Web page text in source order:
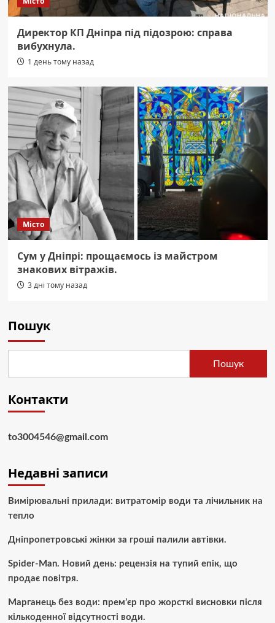
Директор КП Дніпра під підозрою: справа
вибухнула.
1 день тому назад
Місто
Сум у Дніпрі: прощаємось із майстром
знакових вітражів.
3 дні тому назад
Пошук
Пошук
Контакти
to3004546@gmail.com
Недавні записи
Вимірювальні прилади: витратомір води та лічильник на
тепло
Дніпропетровські жінки за гроші палили автівки.
Spider-Man. Новий день: рецензія на тупий епік, що
продає повітря.
Марганець без води: прем’єр про жорсткі висновки після
кількоденної відсутності води.